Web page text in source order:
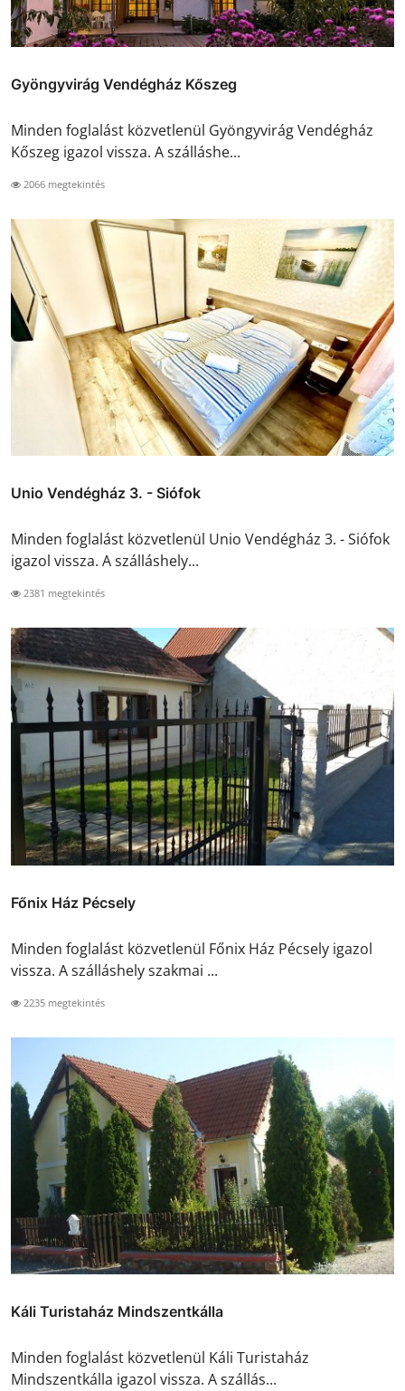
Gyöngyvirág Vendégház Kőszeg
Minden foglalást közvetlenül Gyöngyvirág Vendégház
Kőszeg igazol vissza. A szálláshe...
2066 megtekintés
Unio Vendégház 3. - Siófok
Minden foglalást közvetlenül Unio Vendégház 3. - Siófok
igazol vissza. A szálláshely...
2381 megtekintés
Főnix Ház Pécsely
Minden foglalást közvetlenül Főnix Ház Pécsely igazol
vissza. A szálláshely szakmai ...
2235 megtekintés
Káli Turistaház Mindszentkálla
Minden foglalást közvetlenül Káli Turistaház
Mindszentkálla igazol vissza. A szállás...